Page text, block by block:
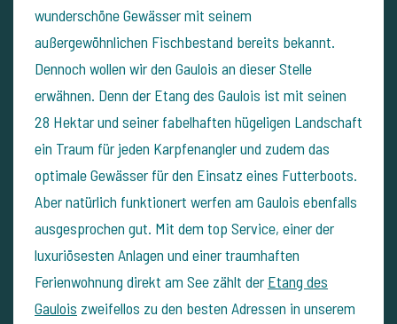
wunderschöne Gewässer mit seinem
außergewöhnlichen Fischbestand bereits bekannt.
Dennoch wollen wir den Gaulois an dieser Stelle
erwähnen. Denn der Etang des Gaulois ist mit seinen
28 Hektar und seiner fabelhaften hügeligen Landschaft
ein Traum für jeden Karpfenangler und zudem das
optimale Gewässer für den Einsatz eines Futterboots.
Aber natürlich funktionert werfen am Gaulois ebenfalls
ausgesprochen gut. Mit dem top Service, einer der
luxuriösesten Anlagen und einer traumhaften
Ferienwohnung direkt am See zählt der Etang des
Gaulois zweifellos zu den besten Adressen in unserem